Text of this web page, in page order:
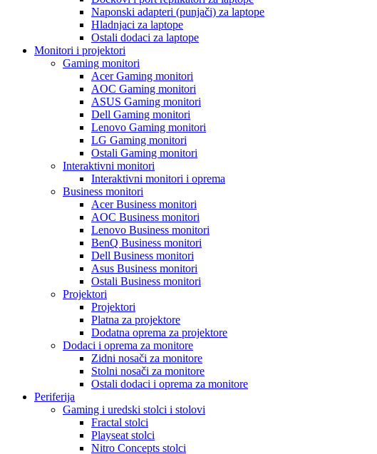
Naponski adapteri (punjači) za laptope
Hladnjaci za laptope
Ostali dodaci za laptope
Monitori i projektori
Gaming monitori
Acer Gaming monitori
AOC Gaming monitori
ASUS Gaming monitori
Dell Gaming monitori
Lenovo Gaming monitori
LG Gaming monitori
Ostali Gaming monitori
Interaktivni monitori
Interaktivni monitori i oprema
Business monitori
Acer Business monitori
AOC Business monitori
Lenovo Business monitori
BenQ Business monitori
Dell Business monitori
Asus Business monitori
Ostali Business monitori
Projektori
Projektori
Platna za projektore
Dodatna oprema za projektore
Dodaci i oprema za monitore
Zidni nosači za monitore
Stolni nosači za monitore
Ostali dodaci i oprema za monitore
Periferija
Gaming i uredski stolci i stolovi
Fractal stolci
Playseat stolci
Nitro Concepts stolci